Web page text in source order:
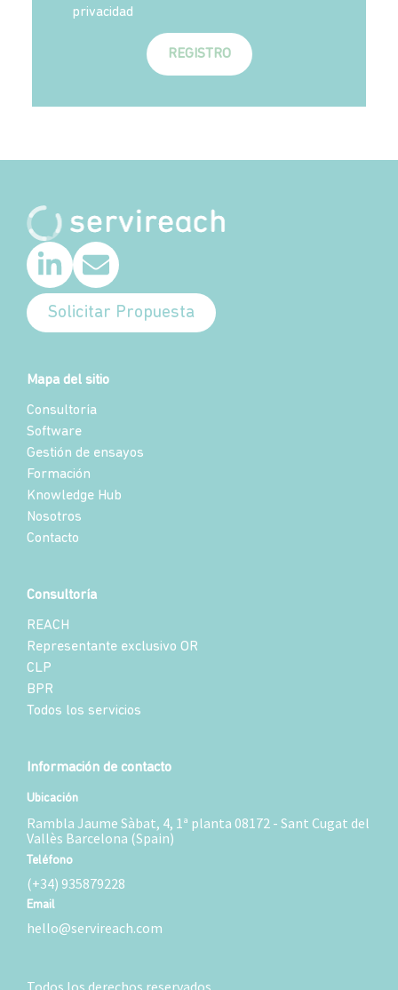
privacidad
REGISTRO
Solicitar Propuesta
Mapa del sitio
Consultoría
Software
Gestión de ensayos
Formación
Knowledge Hub
Nosotros
Contacto
Consultoría
REACH
Representante exclusivo OR
CLP
BPR
Todos los servicios
Información de contacto
Ubicación
Rambla Jaume Sàbat, 4, 1ª planta 08172 - Sant Cugat del
Vallès Barcelona (Spain)
Teléfono
(+34) 935879228
Email
hello@servireach.com
Todos los derechos reservados